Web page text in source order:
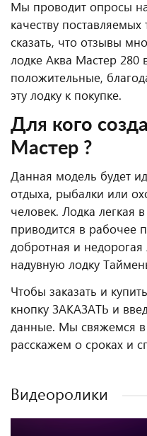
Мы проводит опросы
качеству
сказать, что отзывы
лодке Аква Мастер
положительные,
эту лодку к покупке.
Для кого
Мастер ?
Данная модель будет
отдыха, рыбалки или
человек. Лодка легкая
приводится в рабочее
добротная и
надувную лодку
Чтобы заказать и
кнопку ЗАКАЗАТЬ и
данные. Мы свяжемся
расскажем о сроках и
Видеоролики